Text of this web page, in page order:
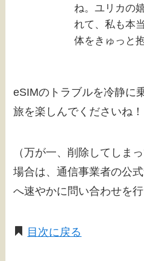
ね。ユリカの
れて、私も本
体をきゅっと
eSIMのトラブルを冷静に
旅を楽しんでくださいね！
（万が一、削除してしま
場合は、通信事業者の公
へ速やかに問い合わせを行
目次に戻る